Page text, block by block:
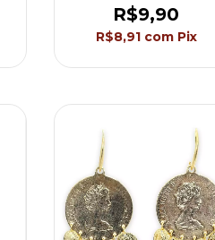
R$9,90
R$8,91 com Pix